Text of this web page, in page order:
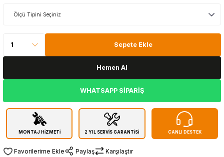
Sepete Ekle
Hemen Al
WHATSAPP SİPARİŞ
MONTAJ HİZMETİ 2 YIL SERVİS GARANTİSİ CANLI DESTEK
Paylaş Karşılaştır